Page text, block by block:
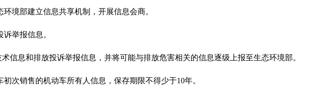
境部建立信息共享机制，开展信息会商。
举报信息。
息和排放投诉举报信息，并将可能与排放危害相关的信息逐级上报至生态环境部。
次销售的机动车所有人信息，保存期限不得少于10年。